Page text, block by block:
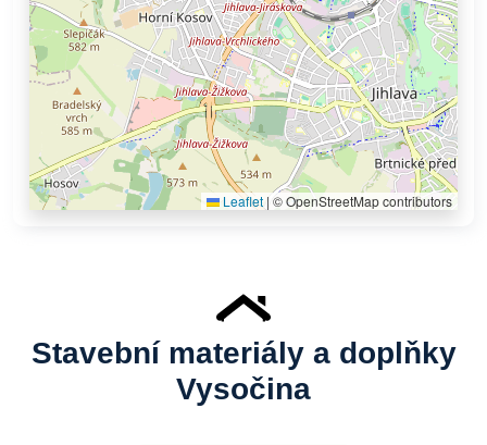
Leaflet | © OpenStreetMap contributors
Stavební materiály a doplňky
Vysočina